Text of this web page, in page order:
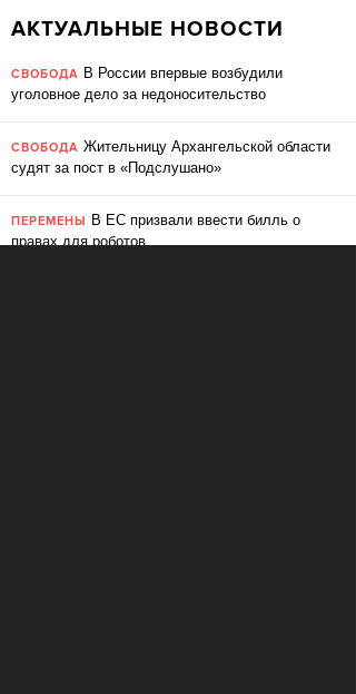
АКТУАЛЬНЫЕ НОВОСТИ
СВОБОДА В России впервые возбудили
уголовное дело за недоносительство
СВОБОДА Жительницу Архангельской области
судят за пост в «Подслушано»
ПЕРЕМЕНЫ В ЕС призвали ввести билль о
правах для роботов